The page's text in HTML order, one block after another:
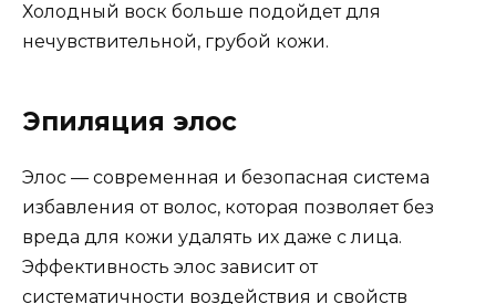
Холодный воск больше подойдет для
нечувствительной, грубой кожи.
Эпиляция элос
Элос — современная и безопасная система
избавления от волос, которая позволяет без
вреда для кожи удалять их даже с лица.
Эффективность элос зависит от
систематичности воздействия и свойств